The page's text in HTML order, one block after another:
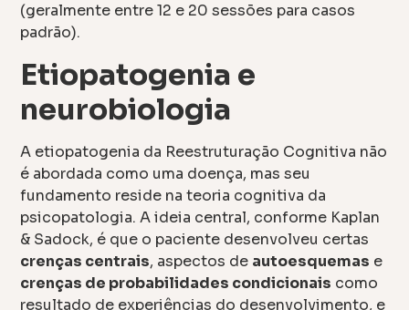
(geralmente entre 12 e 20 sessões para casos
padrão).
Etiopatogenia e
neurobiologia
A etiopatogenia da Reestruturação Cognitiva não
é abordada como uma doença, mas seu
fundamento reside na teoria cognitiva da
psicopatologia. A ideia central, conforme Kaplan
& Sadock, é que o paciente desenvolveu certas
crenças centrais, aspectos de autoesquemas e
crenças de probabilidades condicionais como
resultado de experiências do desenvolvimento, e